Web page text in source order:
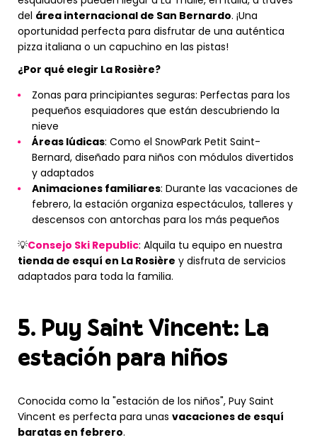
del área internacional de San Bernardo. ¡Una
oportunidad perfecta para disfrutar de una auténtica
pizza italiana o un capuchino en las pistas!
¿Por qué elegir La Rosière?
Zonas para principiantes seguras: Perfectas para los
pequeños esquiadores que están descubriendo la
nieve
Áreas lúdicas: Como el SnowPark Petit Saint-
Bernard, diseñado para niños con módulos divertidos
y adaptados
Animaciones familiares: Durante las vacaciones de
febrero, la estación organiza espectáculos, talleres y
descensos con antorchas para los más pequeños
💡Consejo Ski Republic: Alquila tu equipo en nuestra
tienda de esquí en La Rosière y disfruta de servicios
adaptados para toda la familia.
5. Puy Saint Vincent: La
estación para niños
Conocida como la "estación de los niños", Puy Saint
Vincent es perfecta para unas vacaciones de esquí
baratas en febrero.